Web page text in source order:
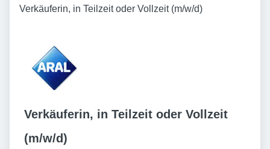
Verkäuferin, in Teilzeit oder Vollzeit (m/w/d)
Verkäuferin, in Teilzeit oder Vollzeit
(m/w/d)